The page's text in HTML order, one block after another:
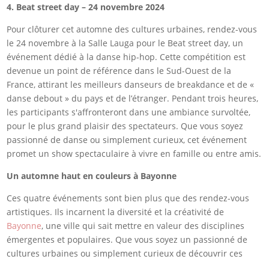
4. Beat street day – 24 novembre 2024
Pour clôturer cet automne des cultures urbaines, rendez-vous
le 24 novembre à la Salle Lauga pour le Beat street day, un
événement dédié à la danse hip-hop. Cette compétition est
devenue un point de référence dans le Sud-Ouest de la
France, attirant les meilleurs danseurs de breakdance et de «
danse debout » du pays et de l’étranger. Pendant trois heures,
les participants s'affronteront dans une ambiance survoltée,
pour le plus grand plaisir des spectateurs. Que vous soyez
passionné de danse ou simplement curieux, cet événement
promet un show spectaculaire à vivre en famille ou entre amis.
Un automne haut en couleurs à Bayonne
Ces quatre événements sont bien plus que des rendez-vous
artistiques. Ils incarnent la diversité et la créativité de
Bayonne, une ville qui sait mettre en valeur des disciplines
émergentes et populaires. Que vous soyez un passionné de
cultures urbaines ou simplement curieux de découvrir ces